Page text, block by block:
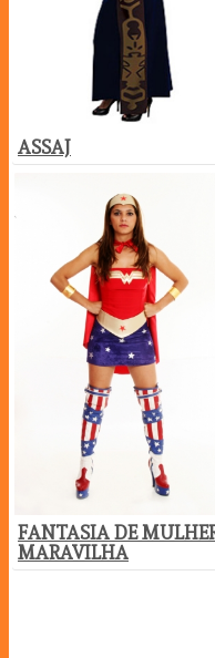
ASSAJ
FANTASIA DE
MARAVILHA